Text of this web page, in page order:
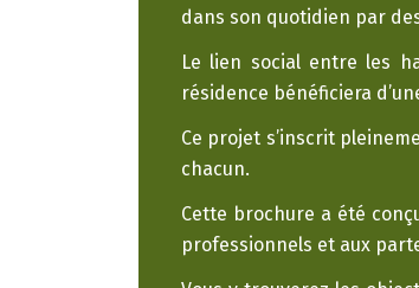
dans son quotidien par
Le lien social entre les
résidence bénéficiera
Ce projet s’inscrit
chacun.
Cette brochure a été
professionnels et aux